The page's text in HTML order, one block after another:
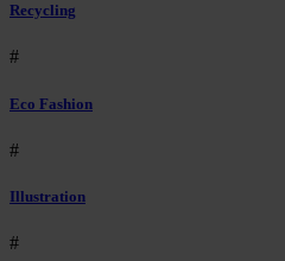
Recycling
#
Eco Fashion
#
Illustration
#